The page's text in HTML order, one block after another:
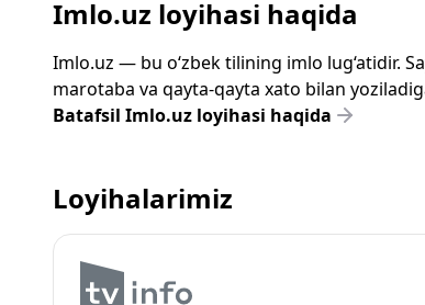
Imlo.uz loyihasi haqida
Imlo.uz — bu o‘zbek tilining imlo lug‘atidir.
marotaba va qayta-qayta xato bilan
Batafsil Imlo.uz loyihasi haqida
Loyihalarimiz